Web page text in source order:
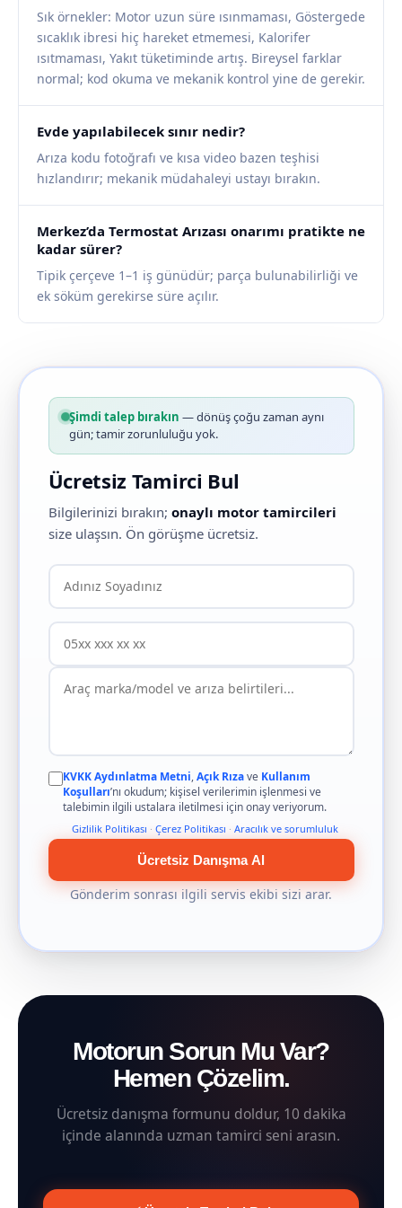
Sık örnekler: Motor uzun süre ısınmaması, Göstergede
sıcaklık ibresi hiç hareket etmemesi, Kalorifer
ısıtmaması, Yakıt tüketiminde artış. Bireysel farklar
normal; kod okuma ve mekanik kontrol yine de gerekir.
Evde yapılabilecek sınır nedir?
Arıza kodu fotoğrafı ve kısa video bazen teşhisi
hızlandırır; mekanik müdahaleyi ustayı bırakın.
Merkez’da Termostat Arızası onarımı pratikte ne
kadar sürer?
Tipik çerçeve 1–1 iş günüdür; parça bulunabilirliği ve
ek söküm gerekirse süre açılır.
Şimdi talep bırakın — dönüş çoğu zaman aynı
gün; tamir zorunluluğu yok.
Ücretsiz Tamirci Bul
Bilgilerinizi bırakın; onaylı motor tamircileri
size ulaşsın. Ön görüşme ücretsiz.
KVKK Aydınlatma Metni,Açık Rızave Kullanım
Koşulları’nı okudum; kişisel verilerimin işlenmesi ve
talebimin ilgili ustalara iletilmesi için onay veriyorum.
Gizlilik Politikası · Çerez Politikası · Aracılık ve sorumluluk
Ücretsiz Danışma Al
Gönderim sonrası ilgili servis ekibi sizi arar.
Motorun Sorun Mu Var?
Hemen Çözelim.
Ücretsiz danışma formunu doldur, 10 dakika
içinde alanında uzman tamirci seni arasın.